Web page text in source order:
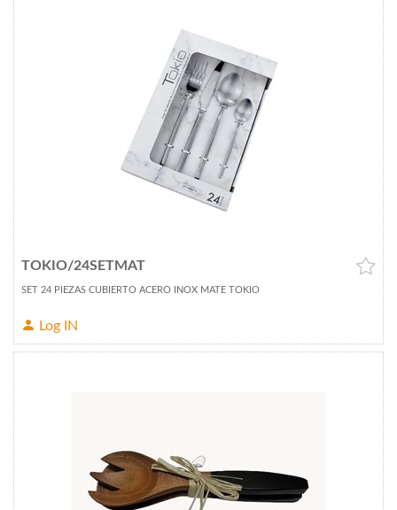
TOKIO/24SETMAT
SET 24 PIEZAS CUBIERTO ACERO INOX MATE TOKIO
Log IN